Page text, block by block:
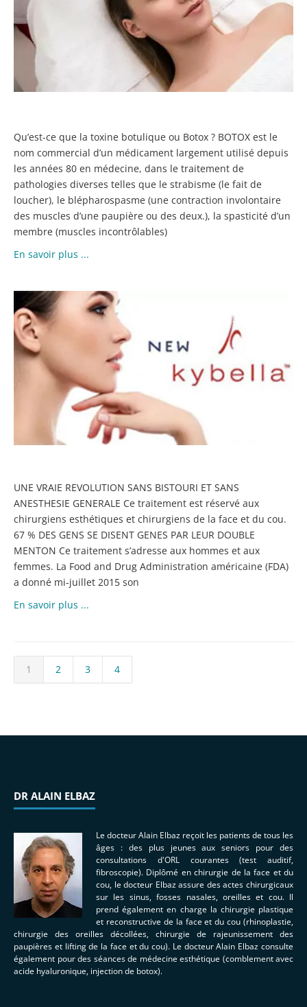
Qu’est-ce que la toxine botulique ou Botox ? BOTOX est le
nom commercial d’un médicament largement utilisé depuis
les années 80 en médecine, dans le traitement de
pathologies diverses telles que le strabisme (le fait de
loucher), le blépharospasme (une contraction involontaire
des muscles d’une paupière ou des deux.), la spasticité d’un
membre (muscles incontrôlables)
En savoir plus ...
UNE VRAIE REVOLUTION SANS BISTOURI ET SANS
ANESTHESIE GENERALE Ce traitement est réservé aux
chirurgiens esthétiques et chirurgiens de la face et du cou.
67 % DES GENS SE DISENT GENES PAR LEUR DOUBLE
MENTON Ce traitement s’adresse aux hommes et aux
femmes. La Food and Drug Administration américaine (FDA)
a donné mi-juillet 2015 son
En savoir plus ...
1 2 3 4
DR ALAIN ELBAZ
Le docteur Alain Elbaz reçoit les patients de tous les
âges : des plus jeunes aux seniors pour des
consultations d'ORL courantes (test auditif,
fibroscopie). Diplômé en chirurgie de la face et du
cou, le docteur Elbaz assure des actes chirurgicaux
sur les sinus, fosses nasales, oreilles et cou. Il
prend également en charge la chirurgie plastique
et reconstructive de la face et du cou (rhinoplastie,
chirurgie des oreilles décollées, chirurgie de rajeunissement des
paupières et lifting de la face et du cou). Le docteur Alain Elbaz consulte
également pour des séances de médecine esthétique (comblement avec
acide hyaluronique, injection de botox).